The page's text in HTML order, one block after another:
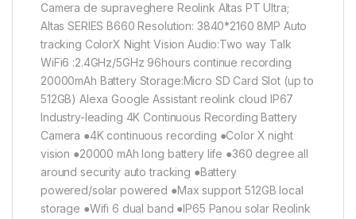
Camera de supraveghere Reolink Altas PT Ultra;
Altas SERIES B660 Resolution: 3840*2160 8MP Auto
tracking ColorX Night Vision Audio:Two way Talk
WiFi6 :2.4GHz/5GHz 96hours continue recording
20000mAh Battery Storage:Micro SD Card Slot (up to
512GB) Alexa Google Assistant reolink cloud IP67
Industry-leading 4K Continuous Recording Battery
Camera ●4K continuous recording ●Color X night
vision ●20000 mAh long battery life ●360 degree all
around security auto tracking ●Battery
powered/solar powered ●Max support 512GB local
storage ●Wifi 6 dual band ●IP65 Panou solar Reolink